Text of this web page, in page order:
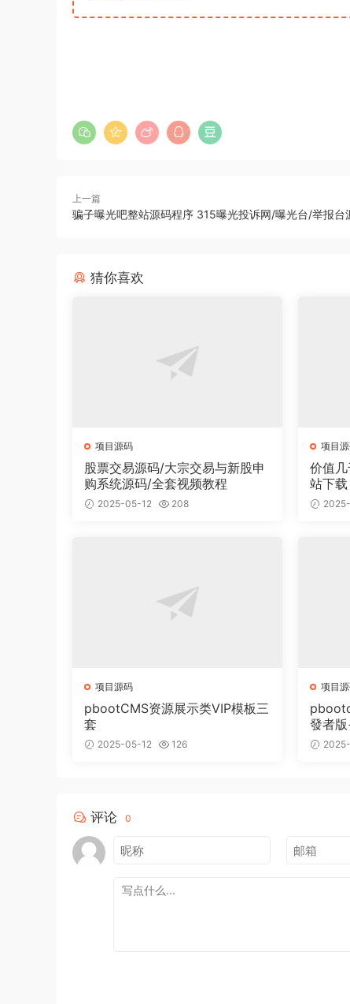
上一篇
骗子曝光吧整站源码程序 315曝光投诉网/曝光台/举报台
猜你喜欢
项目源码
股票交易源码/大宗交易与新股申
购系统源码/全套视频教程
2025-05-12 208
项目
价值
站下
面有
项目源码
pbootCMS资源展示类VIP模板三
套
2025-05-12 126
项目
發者
评论 0